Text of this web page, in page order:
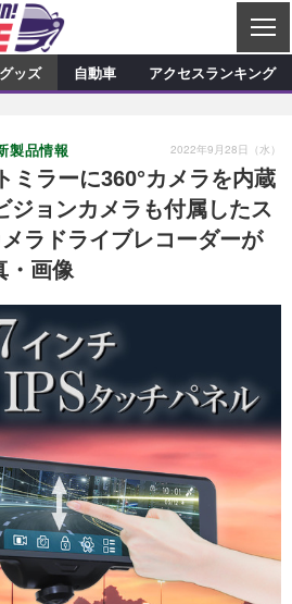
C
L
S
デモカー製作記
カスタマイズ新製品情報
カーグッズ新製品情報
ッズ 自動車 アクセスランキング
ミラーに360°カメラを内蔵
ジョンカメラも付属したス
ラドライブレコーダーが
・画像
製品情報 2022年9月28日（水）